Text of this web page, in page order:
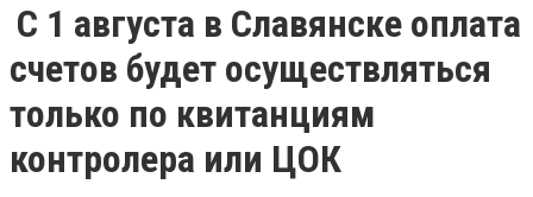
С 1 августа в Славянске оплата
счетов будет осуществляться
только по квитанциям
контролера или ЦОК